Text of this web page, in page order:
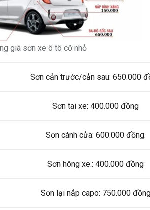
giá sơn xe ô tô cỡ nhỏ
Sơn cản trước/cản sau: 650.000
Sơn tai xe: 400.000 đồng
Sơn cánh cửa: 600.000 đồng.
Sơn hông xe.: 400.000 đồng
Sơn lại nắp capo: 750.000 đồng